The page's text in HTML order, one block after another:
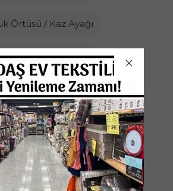
Örtüsü / Kaz Ayağı
Örtüsü / Lastikli
Örtüsü / Milenyum
Örtüsü / Pamuklu
/ Petek Dokuma
Örtüsü / Pıtırcık